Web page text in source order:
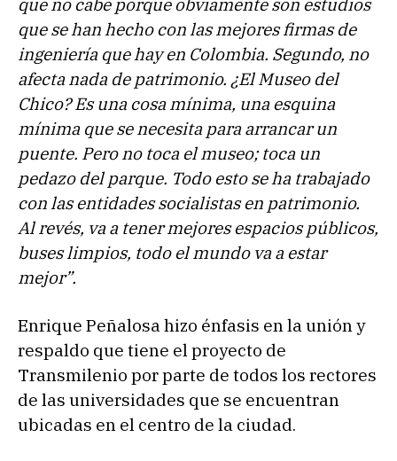
que no cabe porque obviamente son estudios
que se han hecho con las mejores firmas de
ingeniería que hay en Colombia. Segundo, no
afecta nada de patrimonio. ¿El Museo del
Chico? Es una cosa mínima, una esquina
mínima que se necesita para arrancar un
puente. Pero no toca el museo; toca un
pedazo del parque. Todo esto se ha trabajado
con las entidades socialistas en patrimonio.
Al revés, va a tener mejores espacios públicos,
buses limpios, todo el mundo va a estar
mejor”.
Enrique Peñalosa hizo énfasis en la unión y
respaldo que tiene el proyecto de
Transmilenio por parte de todos los rectores
de las universidades que se encuentran
ubicadas en el centro de la ciudad.